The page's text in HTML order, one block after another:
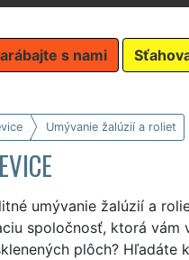
s nami
Umývanie žalúzií a roliet
umývanie žalúzií a
spoločnosť, ktorá vám
plôch? Hľadáte